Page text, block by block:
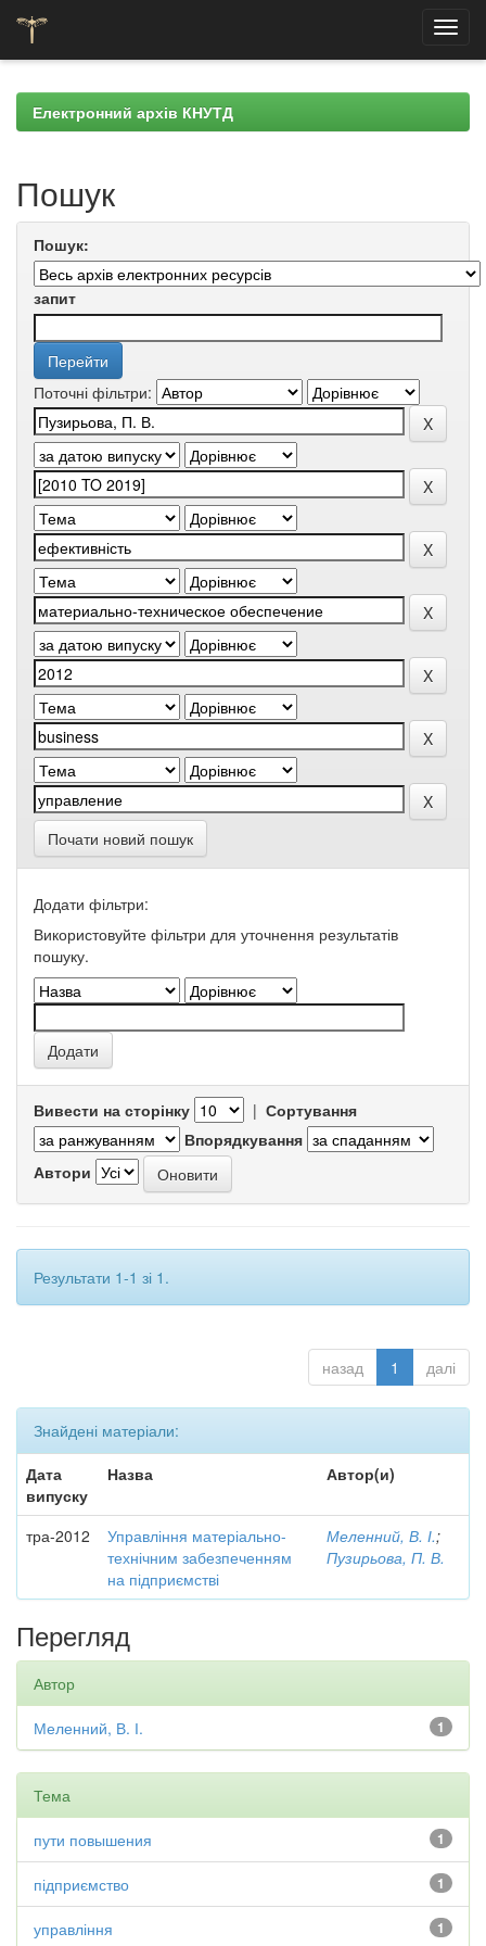
navigationЕлектронний архів КНУТД
Пошук
Пошук:
запит
Поточні фільтри:
Почати новий пошук
Додати фільтри:
Використовуйте фільтри для уточнення результатів
пошуку.
Вивести на сторінку | Сортування
Впорядкування
Автори
Результати 1-1 зі 1.
назад 1 далі
Знайдені матеріали:
Дата
випуску
Назва Автор(и)
тра-2012
Управління матеріально-
технічним забезпеченням
на підприємстві
Меленний, В. І.;
Пузирьова, П. В.
Перегляд
Автор
1
Меленний, В. І.
Тема
1
пути повышения
1
підприємство
1
управління